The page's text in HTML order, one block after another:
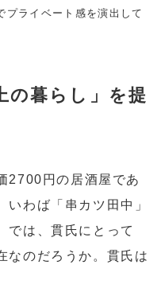
プライベート感を演出して
の暮らし」を提
2700円の居酒屋であ
いわば「串カツ田中」
では、貫氏にとって
なのだろうか。貫氏は